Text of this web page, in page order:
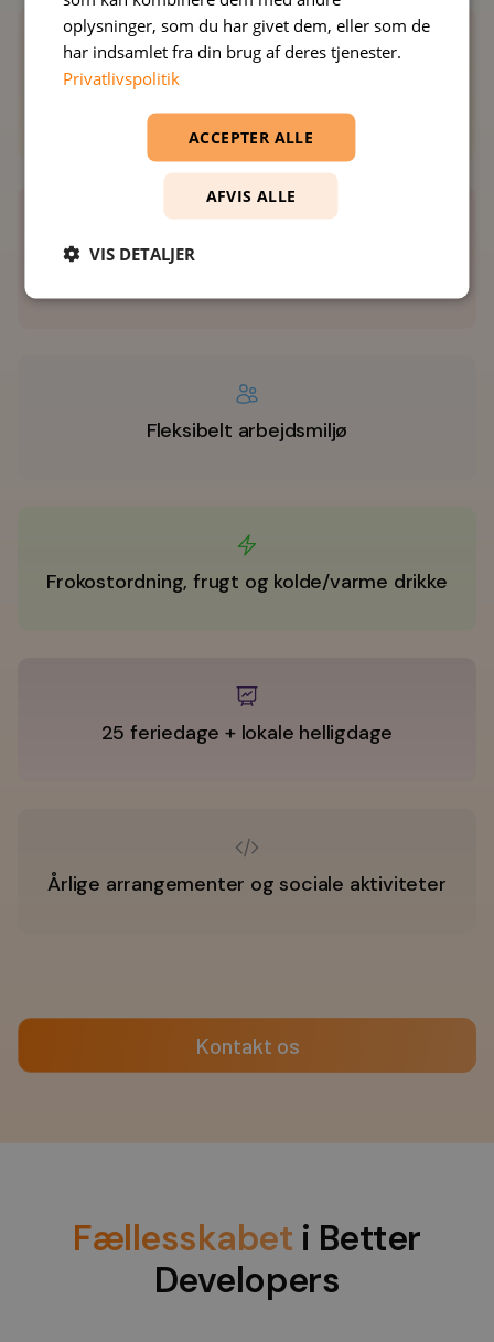
Konkurrencedygtig løn – med mulighed for
bonus
Ejerskab i en virksomhed i vækst
Fleksibelt arbejdsmiljø
Frokostordning, frugt og kolde/varme drikke
25 feriedage + lokale helligdage
Årlige arrangementer og sociale aktiviteter
Kontakt os
Fællesskabet i Better
Developers
oplysninger, som du har givet dem, eller som de
har indsamlet fra din brug af deres tjenester.
Privatlivspolitik
ACCEPTER ALLE
AFVIS ALLE
VIS DETALJER